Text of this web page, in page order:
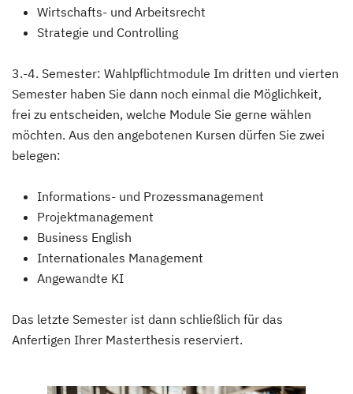
Wirtschafts- und Arbeitsrecht
Strategie und Controlling
3.-4. Semester: Wahlpflichtmodule Im dritten und vierten
Semester haben Sie dann noch einmal die Möglichkeit,
frei zu entscheiden, welche Module Sie gerne wählen
möchten. Aus den angebotenen Kursen dürfen Sie zwei
belegen:
Informations- und Prozessmanagement
Projektmanagement
Business English
Internationales Management
Angewandte KI
Das letzte Semester ist dann schließlich für das
Anfertigen Ihrer Masterthesis reserviert.